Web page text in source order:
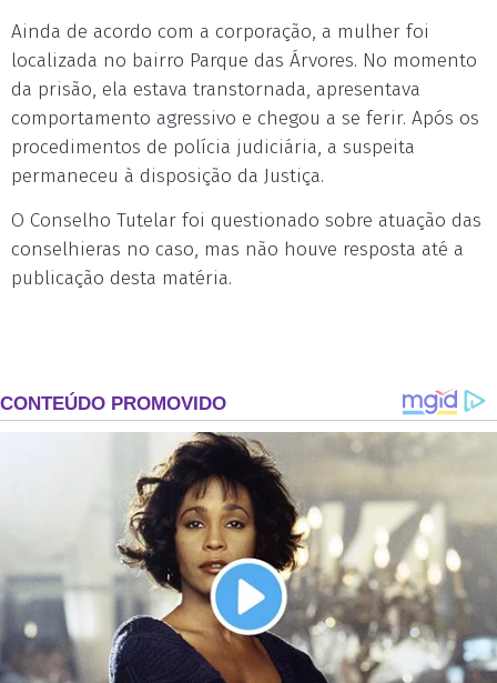
Ainda de acordo com a corporação, a mulher foi
localizada no bairro Parque das Árvores. No momento
da prisão, ela estava transtornada, apresentava
comportamento agressivo e chegou a se ferir. Após os
procedimentos de polícia judiciária, a suspeita
permaneceu à disposição da Justiça.
O Conselho Tutelar foi questionado sobre atuação das
conselhieras no caso, mas não houve resposta até a
publicação desta matéria.